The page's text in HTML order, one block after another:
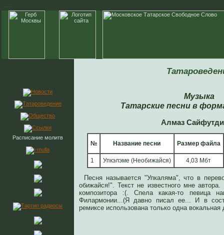
Расписание молитв
Музыка
Татарские песни в
Алмаз
№ Название песни Размер файла
1 Упкэлэме (Необижайся) 4,03 Мбт
Песня называется "Упкаляма", что в
обижайся!". Текст не известного мне
композитора :(. Спела какая-то певица
Филармонии...(Я давно писал ее... И в
ремиксе использована только одна вокальная